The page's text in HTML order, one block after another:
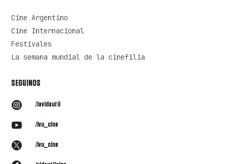
Cine Argentino
Cine Internacional
Festivales
La semana mundial de la cinefilia
SEGUINOS
 /lavidautil
 /lvu_cine
 /lvu_cine